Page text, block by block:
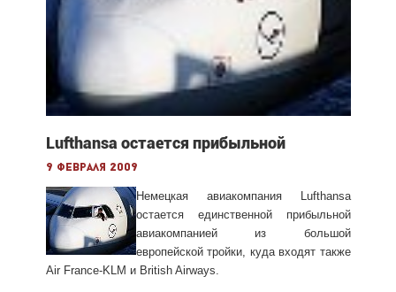
Lufthansa остается прибыльной
9 февраля 2009
Немецкая авиакомпания Lufthansa
остается единственной прибыльной
авиакомпанией из большой
европейской тройки, куда входят также
Air France-KLM и British Airways.